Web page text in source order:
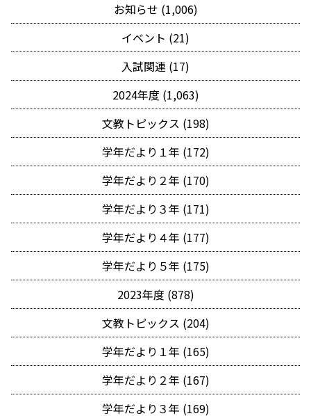
お知らせ (1,006)
イベント (21)
入試関連 (17)
2024年度 (1,063)
文教トピックス (198)
学年だより１年 (172)
学年だより２年 (170)
学年だより３年 (171)
学年だより４年 (177)
学年だより５年 (175)
2023年度 (878)
文教トピックス (204)
学年だより１年 (165)
学年だより２年 (167)
学年だより３年 (169)